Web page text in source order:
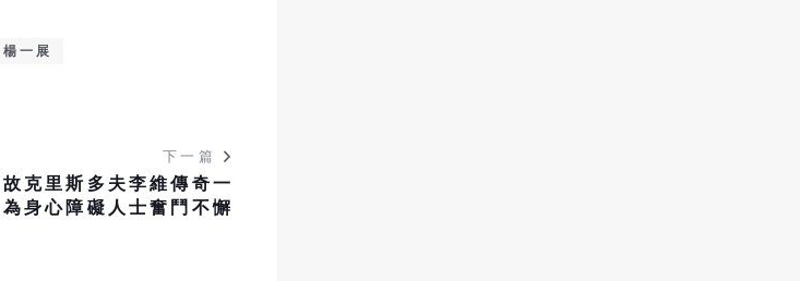
楊一展
下一篇
克里斯多夫李維傳奇一
身心障礙人士奮鬥不懈